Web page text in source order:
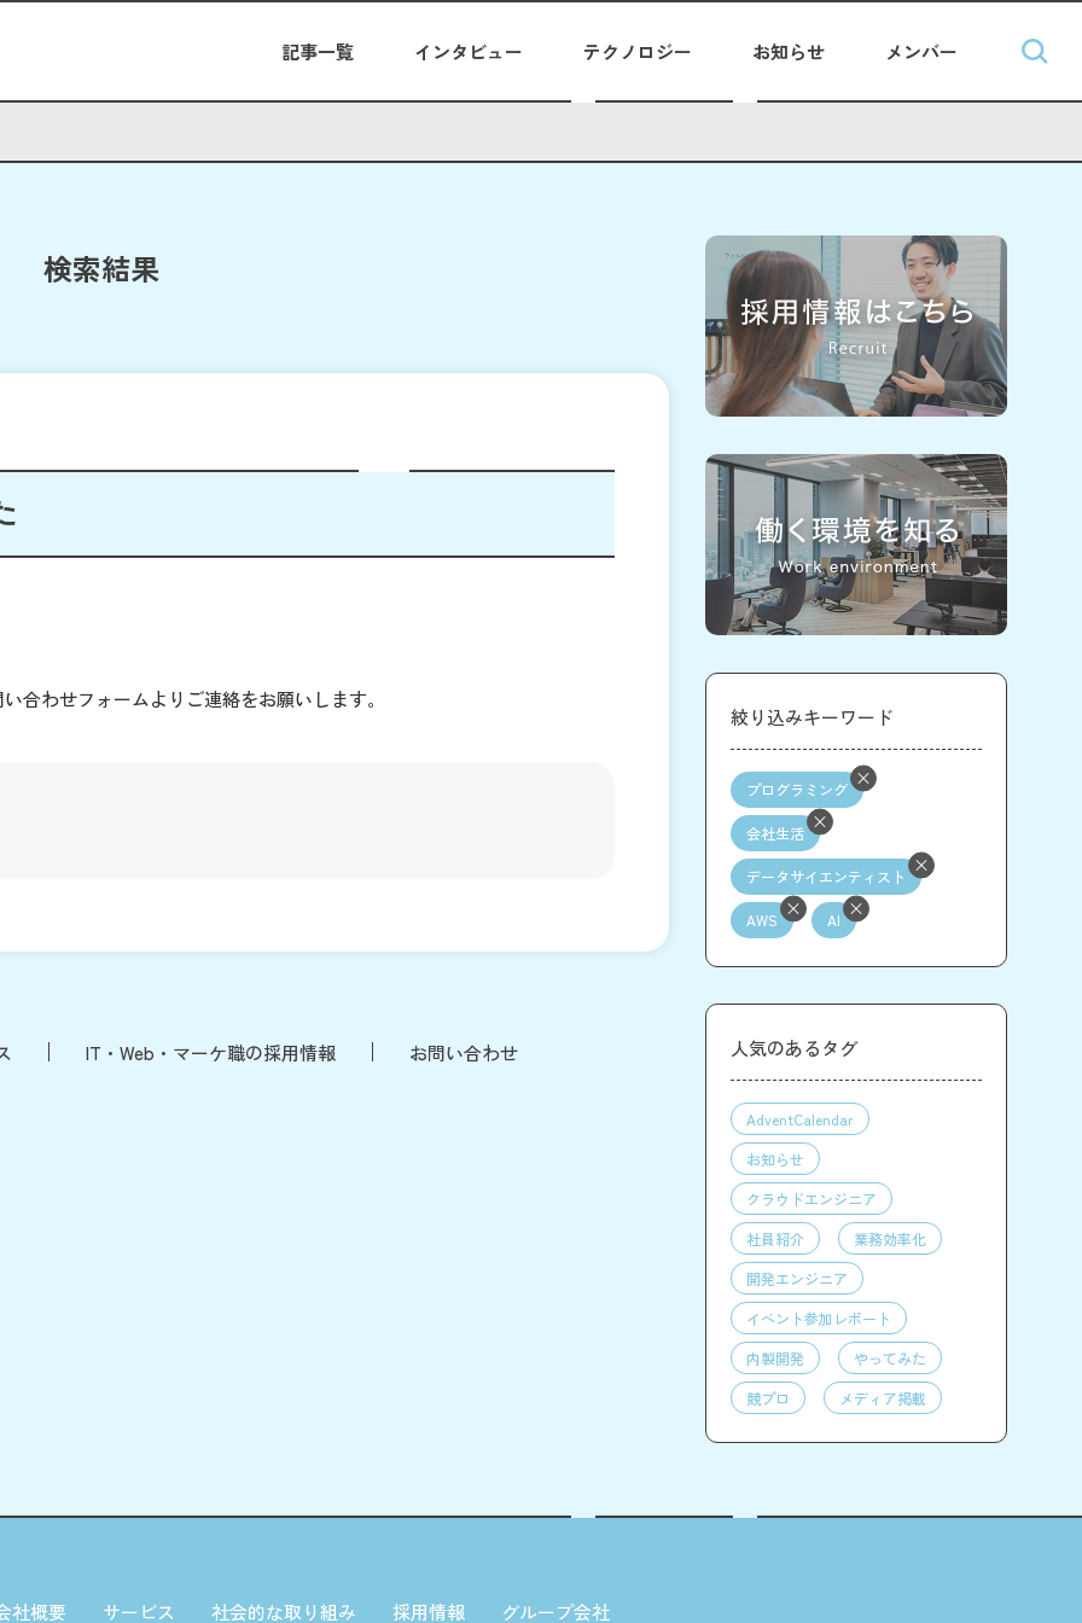
記事一覧 インタビュー テクノロジー お知らせ メンバー
検索結果
合わせフォームよりご連絡をお願いします。
IT・Web・マーケ職の採用情報 お問い合わせ
絞り込みキーワード
プログラミング
会社生活
データサイエンティスト
AWS AI
人気のあるタグ
AdventCalendar
お知らせ
クラウドエンジニア
社員紹介
業務効率化
開発エンジニア
イベント参加レポート
内製開発
やってみた
競プロ
メディア掲載
社概要 サービス 社会的な取り組み 採用情報 グループ会社